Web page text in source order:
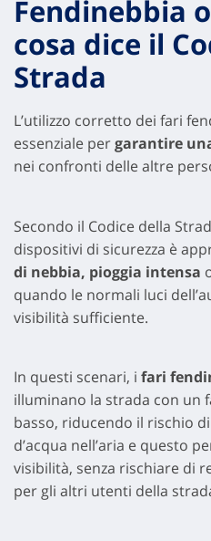
Fendinebbia
cosa dice il
Strada
L’utilizzo corretto dei fari
essenziale pergarantire
nei confronti delle altre
Secondo il Codice della
dispositivi di sicurezza è
di nebbia, pioggia intensa
quando le normali luci
visibilità sufficiente.
In questi scenari, i fari
illuminano la strada con un
basso, riducendo il rischio
d’acqua nell’aria e questo
visibilità, senza rischiare di
per gli altri utenti della